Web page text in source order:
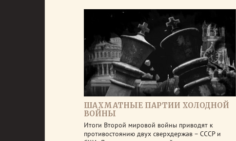
ШАХМАТНЫЕ ПАРТИИ ХОЛОДНОЙ
ВОЙНЫ
Итоги Второй мировой войны приводят к
противостоянию двух сверхдержав – СССР и